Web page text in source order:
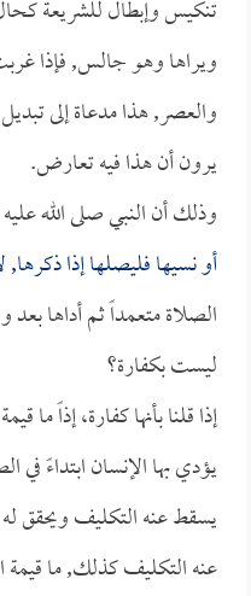
تنكيس وإبطال للشريعة
ويراها وهو جالس, فإذا
والعصر, هذا مدعاة إلى
يرون أن هذا فيه تعارض.
وذلك أن النبي صلى الله
أو نسيها فليصلها إذا
الصلاة متعمداً ثم أداها
ليست بكفارة؟
إذا قلنا بأنها كفارة، إذاً ما
يؤدي بها الإنسان ابتداءً في
يسقط عنه التكليف ويحقق
عنه التكليف كذلك, ما